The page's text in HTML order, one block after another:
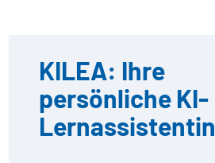
KILEA: Ihre
persönliche KI-
Lernassistentin